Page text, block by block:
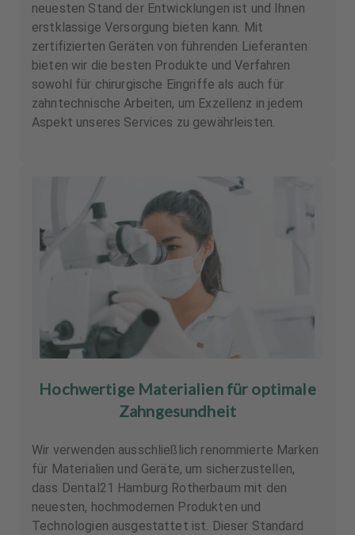
neuesten Stand der Entwicklungen ist und Ihnen
erstklassige Versorgung bieten kann. Mit
zertifizierten Geräten von führenden Lieferanten
bieten wir die besten Produkte und Verfahren
sowohl für chirurgische Eingriffe als auch für
zahntechnische Arbeiten, um Exzellenz in jedem
Aspekt unseres Services zu gewährleisten.
Hochwertige Materialien für optimale
Zahngesundheit
Wir verwenden ausschließlich renommierte Marken
für Materialien und Geräte, um sicherzustellen,
dass Dental21 Hamburg Rotherbaum mit den
neuesten, hochmodernen Produkten und
Technologien ausgestattet ist. Dieser Standard